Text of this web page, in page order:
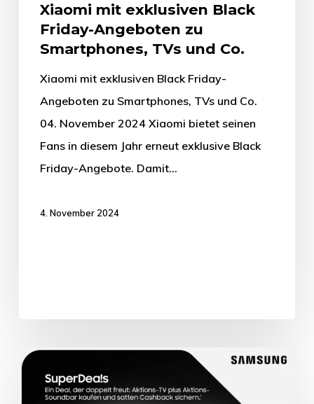
Xiaomi mit exklusiven Black
Friday-Angeboten zu
Smartphones, TVs und Co.
Xiaomi mit exklusiven Black Friday-
Angeboten zu Smartphones, TVs und Co.
04. November 2024 Xiaomi bietet seinen
Fans in diesem Jahr erneut exklusive Black
Friday-Angebote. Damit…
4. November 2024